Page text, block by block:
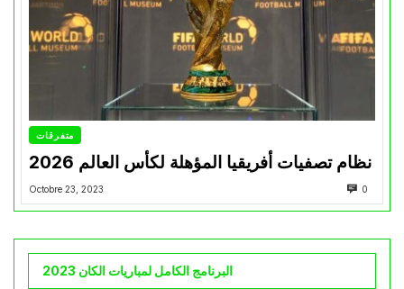
متفرقات
نظام تصفيات أفريقيا المؤهلة لكأس العالم 2026
Octobre 23, 2023 0
البرنامج الكامل لمباريات الكان 2023